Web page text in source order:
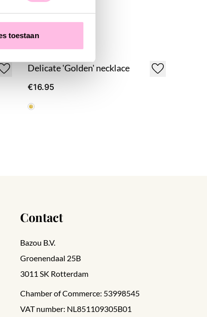
toestaan
Delicate 'Golden' necklace
€16.95
Contact
Bazou B.V.
Groenendaal 25B
3011 SK Rotterdam
Chamber of Commerce: 53998545
VAT number: NL851109305B01